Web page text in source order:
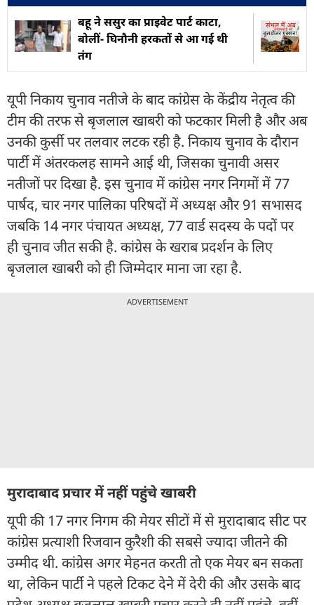
बहू ने ससुर का प्राइवेट पार्ट काटा,
बोलीं- घिनौनी हरकतों से आ गई थी
तंग
यूपी निकाय चुनाव नतीजे के बाद कांग्रेस के केंद्रीय नेतृत्व की
टीम की तरफ से बृजलाल खाबरी को फटकार मिली है और अब
उनकी कुर्सी पर तलवार लटक रही है. निकाय चुनाव के दौरान
पार्टी में अंतरकलह सामने आई थी, जिसका चुनावी असर
नतीजों पर दिखा है. इस चुनाव में कांग्रेस नगर निगमों में 77
पार्षद, चार नगर पालिका परिषदों में अध्यक्ष और 91 सभासद
जबकि 14 नगर पंचायत अध्यक्ष, 77 वार्ड सदस्य के पदों पर
ही चुनाव जीत सकी है. कांग्रेस के खराब प्रदर्शन के लिए
बृजलाल खाबरी को ही जिम्मेदार माना जा रहा है.
ADVERTISEMENT
मुरादाबाद प्रचार में नहीं पहुंचे खाबरी
यूपी की 17 नगर निगम की मेयर सीटों में से मुरादाबाद सीट पर
कांग्रेस प्रत्याशी रिजवान कुरैशी की सबसे ज्यादा जीतने की
उम्मीद थी. कांग्रेस अगर मेहनत करती तो एक मेयर बन सकता
था, लेकिन पार्टी ने पहले टिकट देने में देरी की और उसके बाद